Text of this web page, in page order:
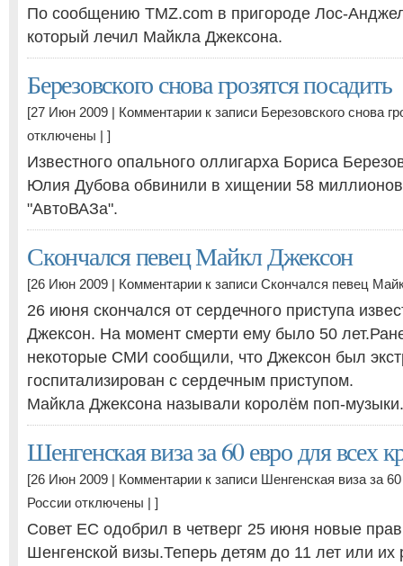
По сообщению TMZ.com в пригороде Лос-
который лечил Майкла Джексона.
Березовского снова грозятся посадить
[27 Июн 2009 | Комментарии к записи Березовского снова
отключены | ]
Известного опального оллигарха Бориса
Юлия Дубова обвинили в хищении 58
"АвтоВАЗа".
Скончался певец Майкл Джексон
[26 Июн 2009 | Комментарии к записи Скончался певец
26 июня скончался от сердечного приступа
Джексон. На момент смерти ему было 50
некоторые СМИ сообщили, что Джексон был
госпитализирован с сердечным приступом.
Майкла Джексона называли королём поп-
Шенгенская виза за 60 евро для всех
[26 Июн 2009 | Комментарии к записи Шенгенская виза за
России отключены | ]
Совет ЕС одобрил в четверг 25 июня новые
Шенгенской визы.Теперь детям до 11 лет или их